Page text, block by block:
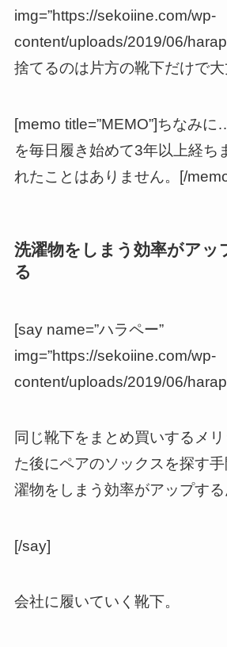
img=”https://sekoiine.com/wp-
content/uploads/2019/06/
捨てるのは片方の靴下だけで
[memo title=”MEMO”]ちなみ
を毎日履き始めて3年以上経ち
れたことはありません。[/
洗濯物をしまう効率がアッ
る
[say name=”ハラペー”
img=”https://sekoiine.com/wp-
content/uploads/2019/06/
同じ靴下をまとめ買いするメ
た後にペアのソックスを探す
濯物をしまう効率がアップする
[/say]
会社に履いていく靴下。